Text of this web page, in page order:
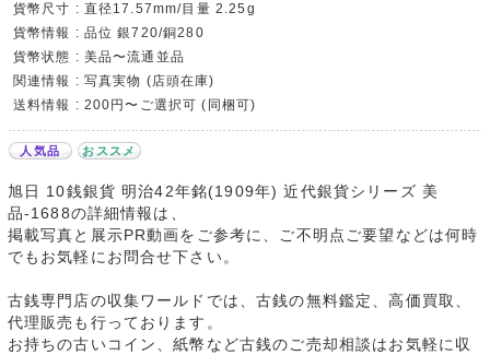
貨幣尺寸 : 直径17.57mm/目量 2.25g
貨幣情報 : 品位 銀720/銅280
貨幣状態 : 美品〜流通並品
関連情報 : 写真実物 (店頭在庫)
送料情報 : 200円〜ご選択可 (同梱可)
人気品 おススメ
旭日 10銭銀貨 明治42年銘(1909年) 近代銀貨シリーズ 美
品-1688の詳細情報は、
掲載写真と展示PR動画をご参考に、ご不明点ご要望などは何時
でもお気軽にお問合せ下さい。
古銭専門店の収集ワールドでは、古銭の無料鑑定、高価買取、
代理販売も行っております。
お持ちの古いコイン、紙幣など古銭のご売却相談はお気軽に収